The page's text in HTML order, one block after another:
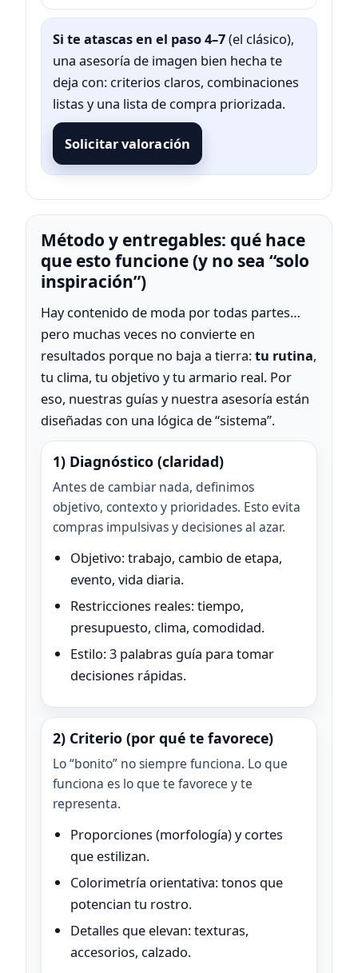
Si te atascas en el paso 4–7(el clásico),
una asesoría de imagen bien hecha te
deja con: criterios claros, combinaciones
listas y una lista de compra priorizada.
Solicitar valoración
Método y entregables: qué hace
que esto funcione (y no sea “solo
inspiración”)
Hay contenido de moda por todas partes…
pero muchas veces no convierte en
resultados porque no baja a tierra:tu rutina,
tu clima, tu objetivo y tu armario real. Por
eso, nuestras guías y nuestra asesoría están
diseñadas con una lógica de “sistema”.
1) Diagnóstico (claridad)
Antes de cambiar nada, definimos
objetivo, contexto y prioridades. Esto evita
compras impulsivas y decisiones al azar.
Objetivo: trabajo, cambio de etapa,
evento, vida diaria.
Restricciones reales: tiempo,
presupuesto, clima, comodidad.
Estilo: 3 palabras guía para tomar
decisiones rápidas.
2) Criterio (por qué te favorece)
Lo “bonito” no siempre funciona. Lo que
funciona es lo que te favorece y te
representa.
Proporciones (morfología) y cortes
que estilizan.
Colorimetría orientativa: tonos que
potencian tu rostro.
Detalles que elevan: texturas,
accesorios, calzado.